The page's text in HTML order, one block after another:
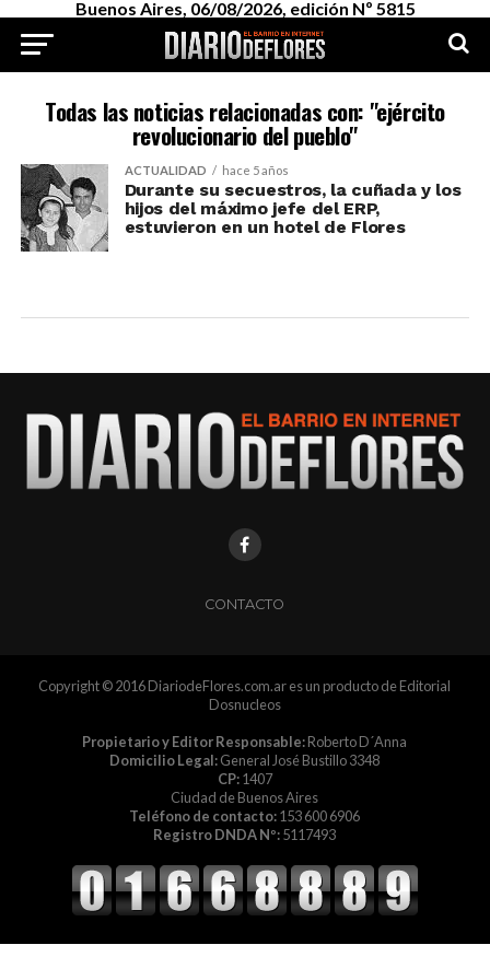
Buenos Aires, 06/08/2026, edición Nº 5815
Todas las noticias relacionadas con: "ejército
revolucionario del pueblo"
ACTUALIDAD hace 5 años
Durante su secuestros, la cuñada y los
hijos del máximo jefe del ERP,
estuvieron en un hotel de Flores
CONTACTO
Copyright © 2016 DiariodeFlores.com.ar es un producto de Editorial
Dosnucleos
Propietario y Editor Responsable:Roberto D´Anna
Domicilio Legal:General José Bustillo 3348
CP:1407
Ciudad de Buenos Aires
Teléfono de contacto:153 600 6906
Registro DNDA Nº:5117493